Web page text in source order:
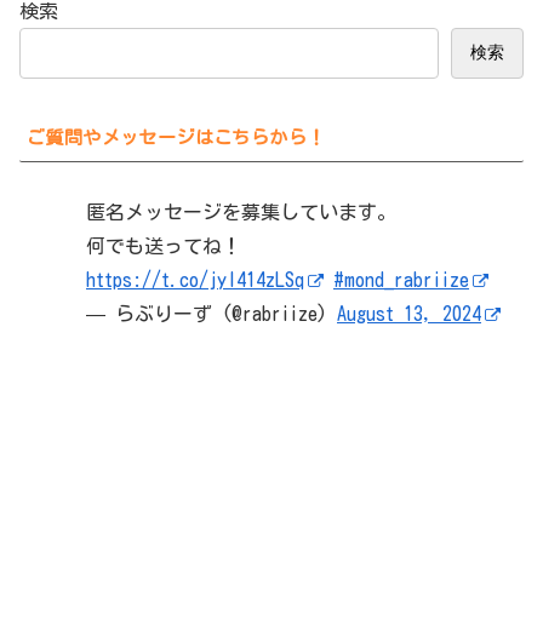
検索
検索
ご質問やメッセージはこちらから！
匿名メッセージを募集しています。
何でも送ってね！
https://t.co/jyI414zLSq
#mond_rabriize
— らぶりーず (@rabriize) August 13, 2024